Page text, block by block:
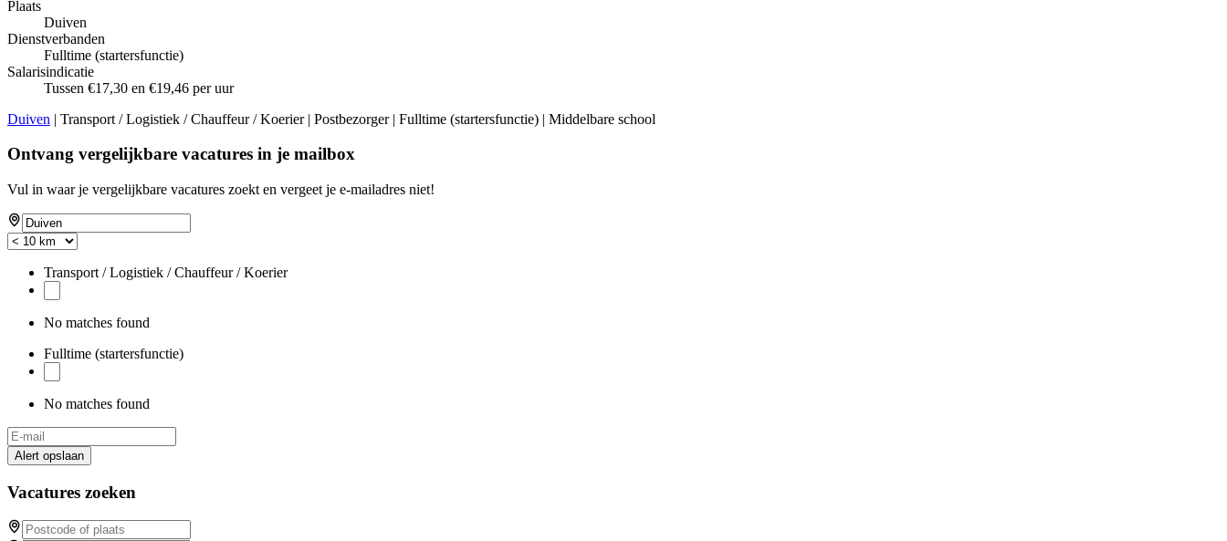
Plaats
Duiven
Dienstverbanden
Fulltime (startersfunctie)
Salarisindicatie
Tussen €17,30 en €19,46 per uur
Duiven | Transport / Logistiek / Chauffeur / Koerier | Postbezorger | Fulltime (startersfunctie) | Middelbare school
Ontvang vergelijkbare vacatures in je mailbox
Vul in waar je vergelijkbare vacatures zoekt en vergeet je e-mailadres niet!
Transport / Logistiek / Chauffeur / Koerier
No matches found
Fulltime (startersfunctie)
No matches found
Alert opslaan
Vacatures zoeken